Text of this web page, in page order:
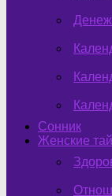
Сонник
Женские